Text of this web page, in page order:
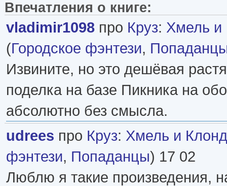
Впечатления о книге:
vladimir1098 про Круз: Хмель и
(Городское фэнтези,
Извините, но это дешёвая
поделка на базе Пикника на
абсолютно без смысла.
udrees про Круз: Хмель и
фэнтези, Попаданцы) 17 02
Люблю я такие произведения,